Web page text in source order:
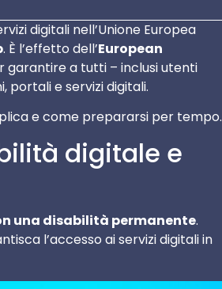
digitali nell’Unione Europea
. È l’effetto dell’European
garantire a tutti – inclusi utenti
portali e servizi digitali.
e come prepararsi per tempo.
digitale e
una disabilità permanente.
l’accesso ai servizi digitali in